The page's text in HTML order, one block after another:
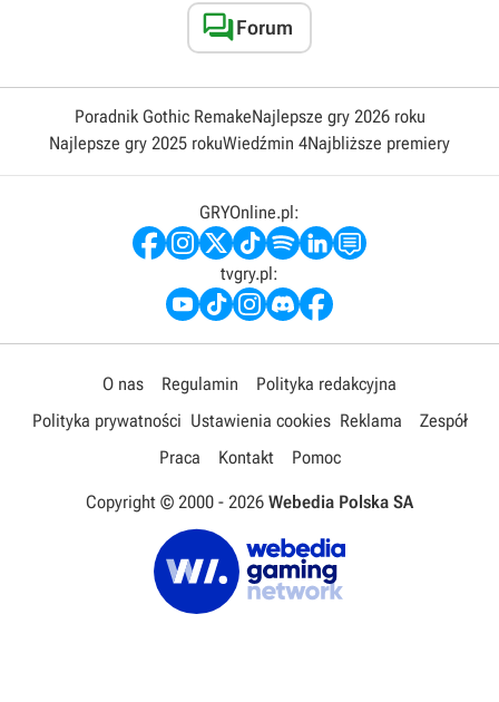
Forum
Poradnik Gothic RemakeNajlepsze gry 2026 roku
Najlepsze gry 2025 rokuWiedźmin 4Najbliższe premiery
GRYOnline.pl:
tvgry.pl:
O nas Regulamin
Polityka redakcyjna
Polityka prywatności Ustawienia cookies Reklama
Zespół
Praca
Kontakt Pomoc
Copyright © 2000 - 2026 Webedia Polska SA